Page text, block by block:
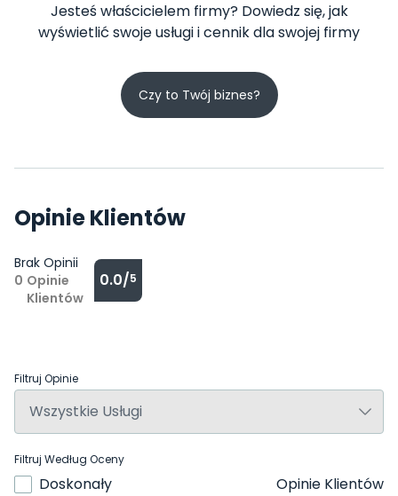
Jesteś właścicielem firmy? Dowiedz się, jak
wyświetlić swoje usługi i cennik dla swojej firmy
Czy to Twój biznes?
Opinie Klientów
Brak Opinii
0 Opinie
Klientów
0.0/5
Filtruj Opinie
Filtruj Według Oceny
Doskonały
Opinie Klientów